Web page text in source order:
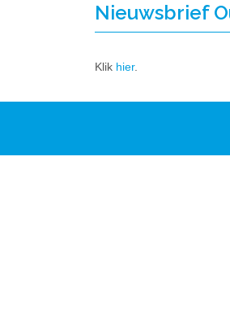
Nieuwsbrief
Klik hier.